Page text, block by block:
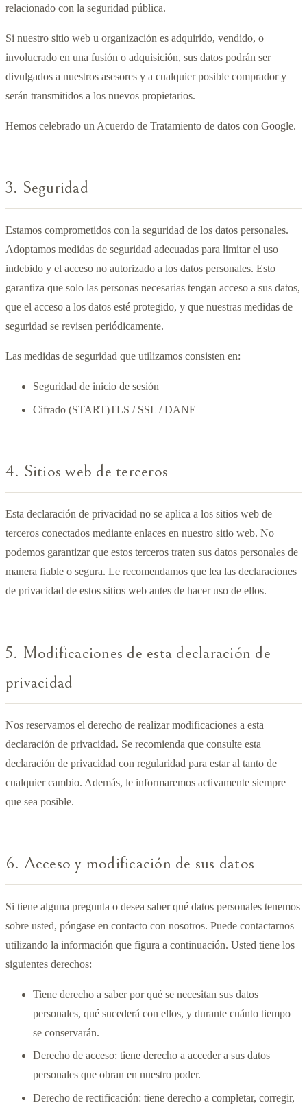
relacionado con la seguridad pública.
Si nuestro sitio web u organización es adquirido, vendido, o
involucrado en una fusión o adquisición, sus datos podrán ser
divulgados a nuestros asesores y a cualquier posible comprador y
serán transmitidos a los nuevos propietarios.
Hemos celebrado un Acuerdo de Tratamiento de datos con Google.
3. Seguridad
Estamos comprometidos con la seguridad de los datos personales.
Adoptamos medidas de seguridad adecuadas para limitar el uso
indebido y el acceso no autorizado a los datos personales. Esto
garantiza que solo las personas necesarias tengan acceso a sus datos,
que el acceso a los datos esté protegido, y que nuestras medidas de
seguridad se revisen periódicamente.
Las medidas de seguridad que utilizamos consisten en:
Seguridad de inicio de sesión
Cifrado (START)TLS / SSL / DANE
4. Sitios web de terceros
Esta declaración de privacidad no se aplica a los sitios web de
terceros conectados mediante enlaces en nuestro sitio web. No
podemos garantizar que estos terceros traten sus datos personales de
manera fiable o segura. Le recomendamos que lea las declaraciones
de privacidad de estos sitios web antes de hacer uso de ellos.
5. Modificaciones de esta declaración de
privacidad
Nos reservamos el derecho de realizar modificaciones a esta
declaración de privacidad. Se recomienda que consulte esta
declaración de privacidad con regularidad para estar al tanto de
cualquier cambio. Además, le informaremos activamente siempre
que sea posible.
6. Acceso y modificación de sus datos
Si tiene alguna pregunta o desea saber qué datos personales tenemos
sobre usted, póngase en contacto con nosotros. Puede contactarnos
utilizando la información que figura a continuación. Usted tiene los
siguientes derechos:
Tiene derecho a saber por qué se necesitan sus datos
personales, qué sucederá con ellos, y durante cuánto tiempo
se conservarán.
Derecho de acceso: tiene derecho a acceder a sus datos
personales que obran en nuestro poder.
Derecho de rectificación: tiene derecho a completar, corregir,